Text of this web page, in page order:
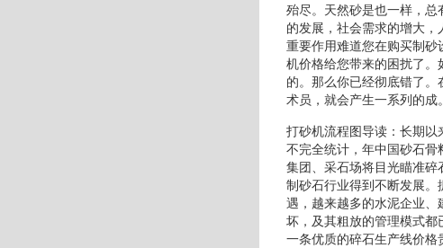
殆尽。天然砂是也一样，
的发展，社会需求的增大
重要作用难道您在购买制
机价格给您带来的困扰了
的。那么你已经彻底错了
术员，就会产生一系列的成。
打砂机流程图导读：长期
不完全统计，年中国砂石
集团、采石场将目光瞄准
制砂石行业得到不断发展
遇，越来越多的水泥企业
坏，及其粗放的管理模式都
一条优质的碎石生产线价